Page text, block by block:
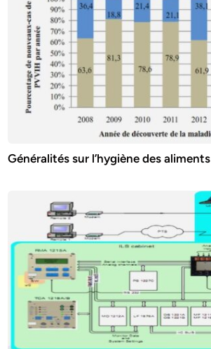
Généralités sur l’hygiène des aliments